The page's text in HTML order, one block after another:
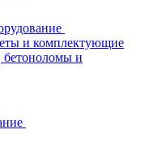
и комплектующие
и